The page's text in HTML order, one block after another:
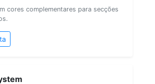
cores complementares para secções